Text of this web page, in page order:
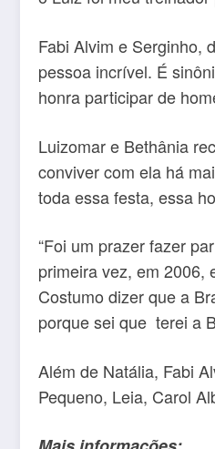
Fabi Alvim e Serginho,
pessoa incrível. É
honra participar de
Luizomar e Bethânia
conviver com ela há
toda essa festa, essa
“Foi um prazer fazer
primeira vez, em 2006,
Costumo dizer que a
porque sei que terei a
Além de Natália, Fabi
Pequeno, Leia, Carol